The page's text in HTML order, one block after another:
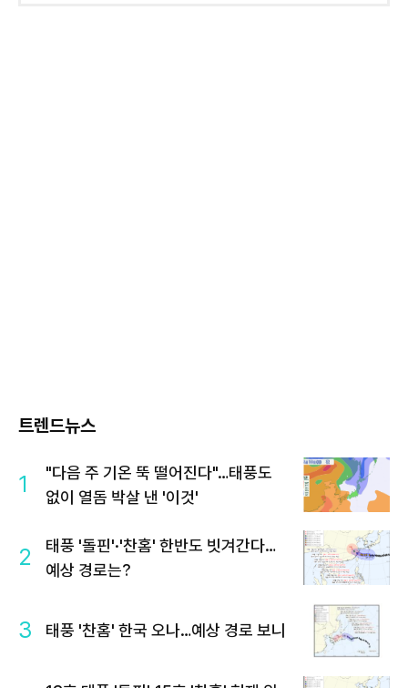
트렌드뉴스
1
"다음 주 기온 뚝 떨어진다"…태풍도
없이 열돔 박살 낸 '이것'
2
태풍 '돌핀'·'찬홈' 한반도 빗겨간다…
예상 경로는?
3 태풍 '찬홈' 한국 오나…예상 경로 보니